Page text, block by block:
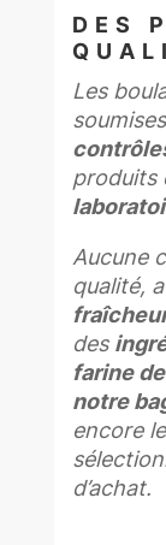
DES
Les
produits
Aucune
qualité,
des
farine
notre
encore
d’achat.